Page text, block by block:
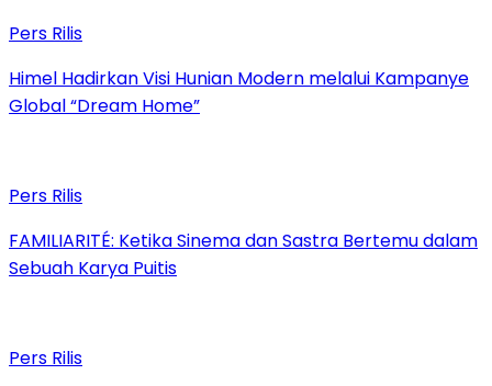
Pers Rilis
Himel Hadirkan Visi Hunian Modern melalui Kampanye
Global “Dream Home”
Pers Rilis
FAMILIARITÉ: Ketika Sinema dan Sastra Bertemu dalam
Sebuah Karya Puitis
Pers Rilis